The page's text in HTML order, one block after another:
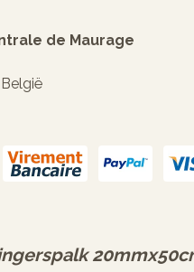
de Maurage